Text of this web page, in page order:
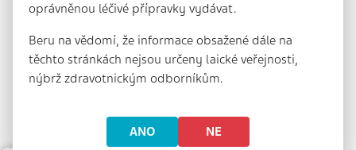
Staňte se
záchranářem
Výuková videa
první pomoci
oprávněnou léčivé přípravky vydávat.
Beru na vědomí, že informace obsažené dále na
těchto stránkách nejsou určeny laické veřejnosti,
nýbrž zdravotnickým odborníkům.
ANO NE